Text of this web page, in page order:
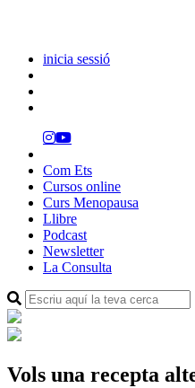
inicia sessió
Com Ets
Cursos online
Curs Menopausa
Llibre
Podcast
Newsletter
La Consulta
Vols una recepta